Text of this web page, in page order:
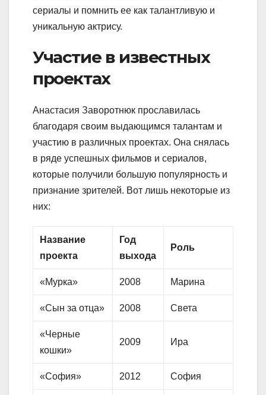
сериалы и помнить ее как талантливую и
уникальную актрису.
Участие в известных
проектах
Анастасия Заворотнюк прославилась
благодаря своим выдающимся талантам и
участию в различных проектах. Она снялась
в ряде успешных фильмов и сериалов,
которые получили большую популярность и
признание зрителей. Вот лишь некоторые из
них:
Название
проекта
Год
выхода
Роль
«Мурка» 2008 Марина
«Сын за отца» 2008 Света
«Черные
кошки»
2009 Ира
«София» 2012 София